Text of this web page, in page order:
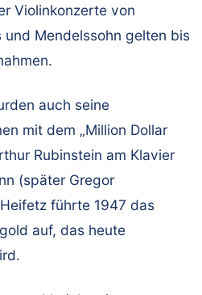
Violinkonzerte von
und Mendelssohn gelten bis
auch seine
mit dem „Million Dollar
Rubinstein am Klavier
(später Gregor
führte 1947 das
auf, das heute